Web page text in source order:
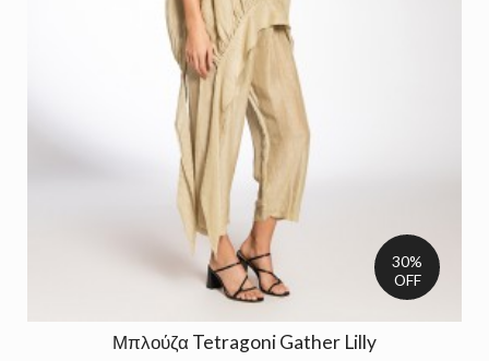
30%
OFF
Μπλούζα Tetragoni Gather Lilly